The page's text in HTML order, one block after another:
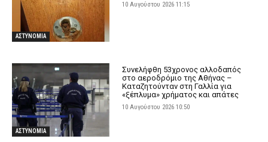
ΑΣΤΥΝΟΜΙΑ
10 Αυγούστου 2026 11:15
ΑΣΤΥΝΟΜΙΑ
Συνελήφθη 53χρονος αλλοδαπός
στο αεροδρόμιο της Αθήνας –
Καταζητούνταν στη Γαλλία για
«ξέπλυμα» χρήματος και απάτες
10 Αυγούστου 2026 10:50